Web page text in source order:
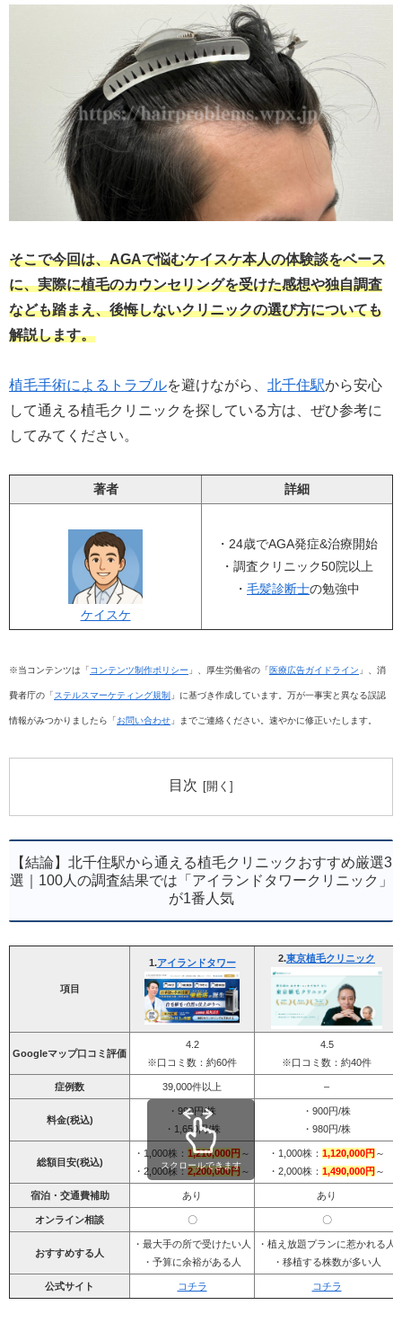
そこで今回は、AGAで悩むケイスケ本人の体験談をベース
に、実際に植毛のカウンセリングを受けた感想や独自調査
なども踏まえ、後悔しないクリニックの選び方についても
解説します。
植毛手術によるトラブルを避けながら、 北千住駅から安心
して通える植毛クリニックを探している方は、ぜひ参考に
してみてください。
著者 詳細
ケイスケ
・24歳でAGA発症&治療開始
・調査クリニック50院以上
・ 毛髪診断士の勉強中
※当コンテンツは「コンテンツ制作ポリシー 」、厚生労働省の「医療広告ガイドライン 」、消
費者庁の「ステルスマーケティング規制 」に基づき作成しています。万が一事実と異なる誤認
情報がみつかりましたら「お問い合わせ 」までご連絡ください。速やかに修正いたします。
目次
【結論】北千住駅から通える植毛クリニックおすすめ厳選3
選｜100人の調査結果では「アイランドタワークリニック」
が1番人気
項目
1.アイランドタワー 2.東京植毛クリニック
Googleマップ口コミ評価
4.2
※口コミ数：約60件
4.5
※口コミ数：約40件
症例数 39,000件以上 –
料金(税込)
・990円/株
・1,650円/株
・900円/株
・980円/株
総額目安(税込)
・1,000株： 1,210,000円 ～
・2,000株：2,200,000円 ～
・1,000株： 1,120,000円 ～
・2,000株： 1,490,000円 ～
宿泊・交通費補助 あり あり
オンライン相談 〇 〇
おすすめする人
・最大手の所で受けたい人
・予算に余裕がある人
・植え放題プランに惹かれる人
・移植する株数が多い人
公式サイト コチラ コチラ
スクロールできます